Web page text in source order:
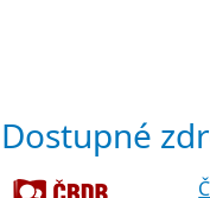
Dostupné